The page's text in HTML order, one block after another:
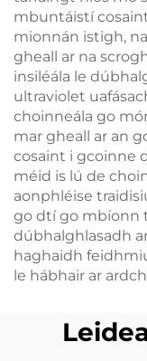
mbuntáistí
mionnán istigh,
gheall ar na
insiléála le
ultraviolet
choinneála go
mar gheall ar an
cosaint i gcoinne
méid is lú de
aonphléise
go dtí go mbíonn
dúbhalghlasadh
haghaidh
le hábhair ar